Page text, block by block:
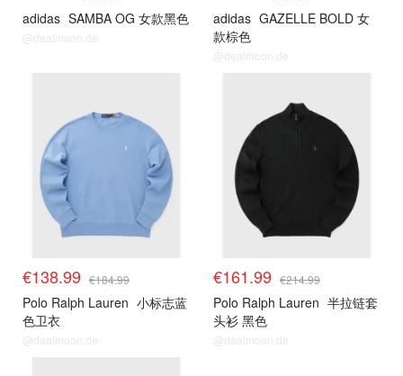
adidas SAMBA OG 女款黑色
@dealmoon.de
adidas GAZELLE BOLD 女
款棕色
@dealmoon.de
€138.99 €184.99
Polo Ralph Lauren 小标志蓝
色卫衣
@dealmoon.de
€161.99 €214.99
Polo Ralph Lauren 半拉链套
头衫 黑色
@dealmoon.de